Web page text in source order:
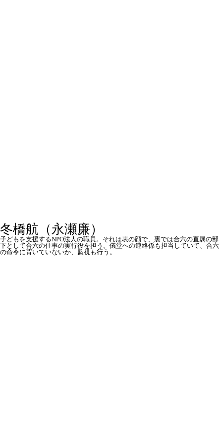
冬橋航（永瀬廉）
子どもを支援するNPO法人の職員。それは表の顔で、裏では合六の直属の部
下として合六の仕事の実行役を担う。儀堂への連絡係も担当していて、合六
の命令に背いていないか、監視も行う。